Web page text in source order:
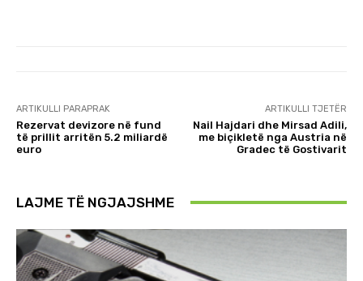
ARTIKULLI PARAPRAK
Rezervat devizore në fund
të prillit arritën 5.2 miliardë
euro
ARTIKULLI TJETËR
Nail Hajdari dhe Mirsad Adili,
me biçikletë nga Austria në
Gradec të Gostivarit
LAJME TË NGJAJSHME